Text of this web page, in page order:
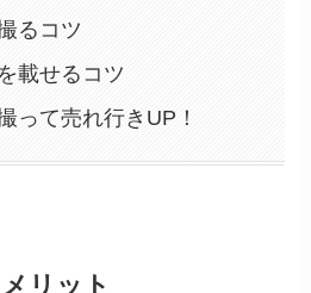
るコツ
載せるコツ
って売れ行きUP！
リット